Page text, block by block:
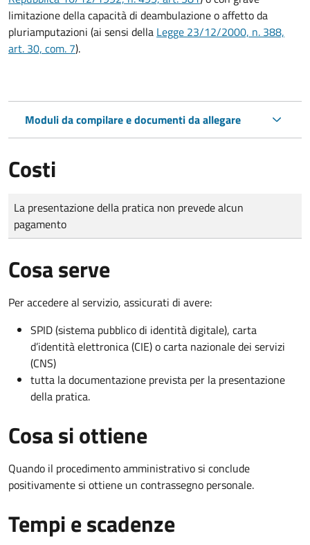
limitazione della capacità di deambulazione o affetto da
pluriamputazioni (ai sensi della Legge 23/12/2000, n. 388,
art. 30, com. 7).
Moduli da compilare e documenti da allegare
Costi
Tipo di pagamento
Importo
La presentazione della pratica non prevede alcun
pagamento
Cosa serve
Per accedere al servizio, assicurati di avere:
SPID (sistema pubblico di identità digitale), carta
d’identità elettronica (CIE) o carta nazionale dei servizi
(CNS)
tutta la documentazione prevista per la presentazione
della pratica.
Cosa si ottiene
Quando il procedimento amministrativo si conclude
positivamente si ottiene un contrassegno personale.
Tempi e scadenze